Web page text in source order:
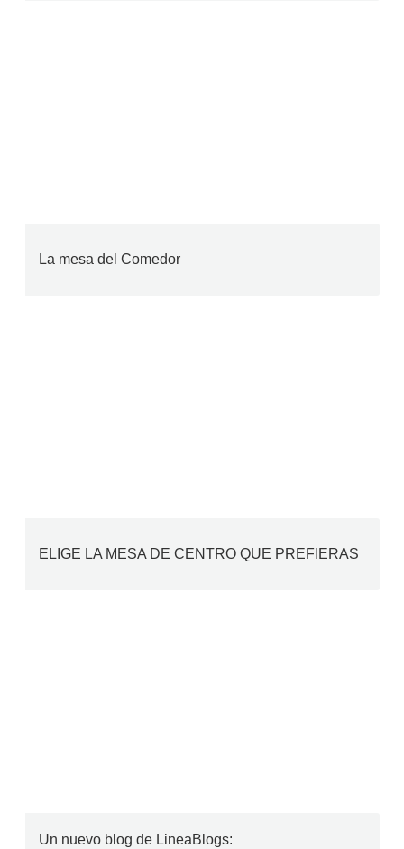
La mesa del Comedor
ELIGE LA MESA DE CENTRO QUE PREFIERAS
Un nuevo blog de LineaBlogs: